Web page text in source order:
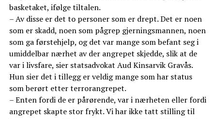
basketaket, ifølge tiltalen.
– Av disse er det to personer som er drept. Det er noen
som er skadd, noen som pågrep gjerningsmannen, noen
som ga førstehjelp, og det var mange som befant seg i
umiddelbar nærhet av der angrepet skjedde, slik at de
var i livsfare, sier statsadvokat Aud Kinsarvik Gravås.
Hun sier det i tillegg er veldig mange som har status
som berørt etter terrorangrepet.
– Enten fordi de er pårørende, var i nærheten eller fordi
angrepet skapte stor frykt. Vi har ikke tatt stilling til